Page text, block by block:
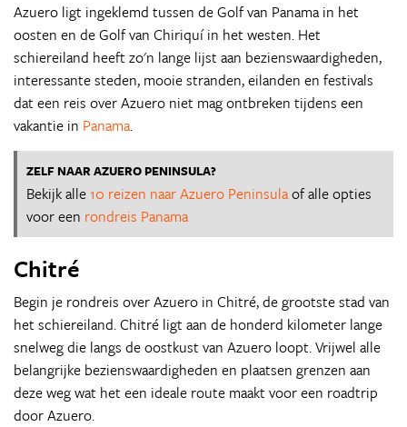
Azuero ligt ingeklemd tussen de Golf van Panama in het
oosten en de Golf van Chiriquí in het westen. Het
schiereiland heeft zo'n lange lijst aan bezienswaardigheden,
interessante steden, mooie stranden, eilanden en festivals
dat een reis over Azuero niet mag ontbreken tijdens een
vakantie in Panama.
ZELF NAAR AZUERO PENINSULA?
Bekijk alle10 reizen naar Azuero Peninsulaof alle opties
voor een rondreis Panama
Chitré
Begin je rondreis over Azuero in Chitré, de grootste stad van
het schiereiland. Chitré ligt aan de honderd kilometer lange
snelweg die langs de oostkust van Azuero loopt. Vrijwel alle
belangrijke bezienswaardigheden en plaatsen grenzen aan
deze weg wat het een ideale route maakt voor een roadtrip
door Azuero.